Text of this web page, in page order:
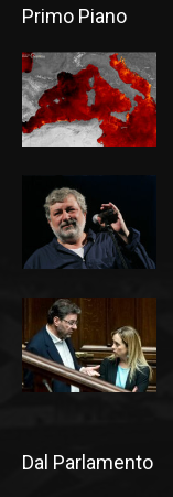
Primo Piano
Dal Parlamento